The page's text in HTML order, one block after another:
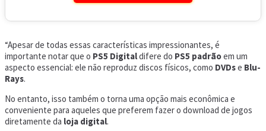
“Apesar de todas essas características impressionantes, é
importante notar que o PS5 Digitaldifere do PS5 padrãoem um
aspecto essencial: ele não reproduz discos físicos, como DVDse Blu-
Rays.
No entanto, isso também o torna uma opção mais econômica e
conveniente para aqueles que preferem fazer o download de jogos
diretamente da loja digital.